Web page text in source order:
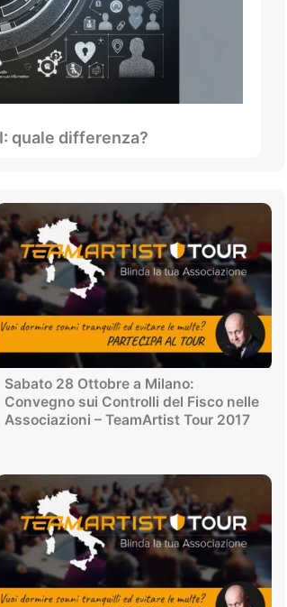
quale differenza?
Sabato 28 Ottobre a Milano:
Convegno sui Controlli del Fisco nelle
Associazioni – TeamArtist Tour 2017